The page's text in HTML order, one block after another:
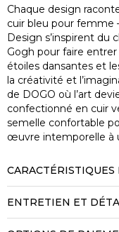
Chaque design
cuir bleu pour femme
Design s’inspirent du
Gogh pour faire
étoiles dansantes et
la créativité et
de DOGO où l’art
confectionné en cuir
semelle confortable
œuvre intemporelle à
ENTRETIEN ET